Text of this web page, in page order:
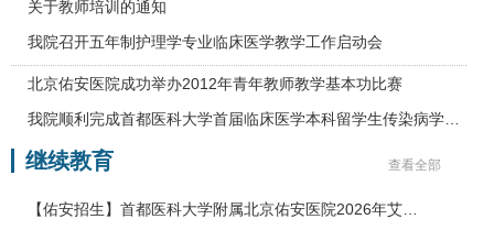
关于教师培训的通知
我院召开五年制护理学专业临床医学教学工作启动会
北京佑安医院成功举办2012年青年教师教学基本功比赛
查看全部
继续教育
【佑安招生】首都医科大学附属北京佑安医院2026年艾…